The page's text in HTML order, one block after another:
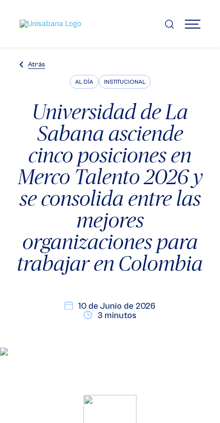
contenido
principal
MENÚ
Atrás
AL DÍA INSTITUCIONAL
Universidad de La
Sabana asciende
cinco posiciones en
Merco Talento 2026 y
se consolida entre las
mejores
organizaciones para
trabajar en Colombia
10 de Junio de 2026
3 minutos